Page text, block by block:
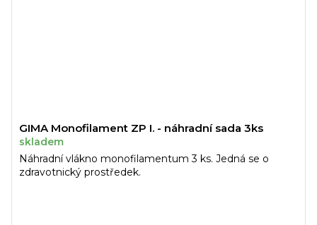
GIMA Monofilament ZP I. - náhradní sada 3ks
skladem
Náhradní vlákno monofilamentum 3 ks. Jedná se o
zdravotnický prostředek.